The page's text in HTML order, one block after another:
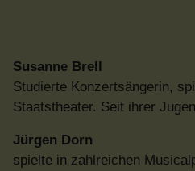
Susanne Brell
Studierte Konzertsängerin,
Staatstheater. Seit ihrer
Jürgen Dorn
spielte in zahlreichen